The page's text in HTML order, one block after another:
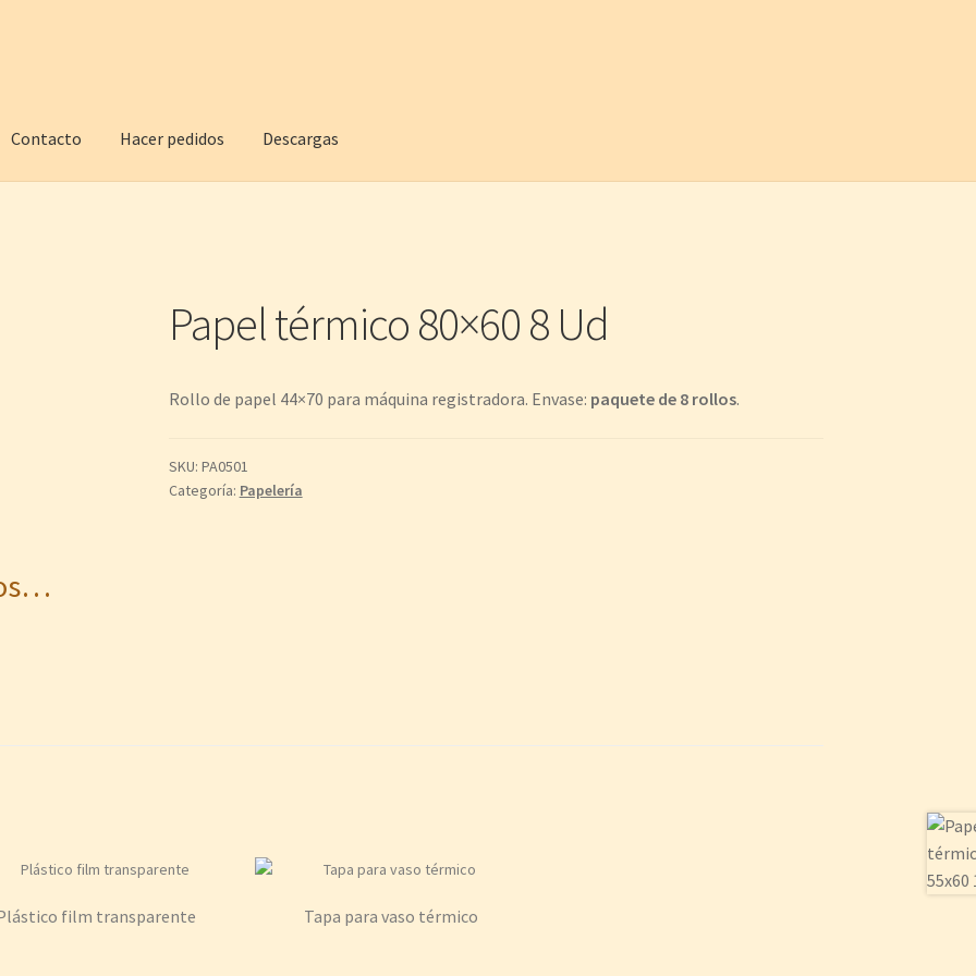
Contacto Hacer pedidos Descargas
Papel térmico 80×60 8 Ud
Rollo de papel 44×70 para máquina registradora. Envase: paquete de 8 rollos.
SKU: PA0501
Categoría: Papelería
film transparente Tapa para vaso térmico